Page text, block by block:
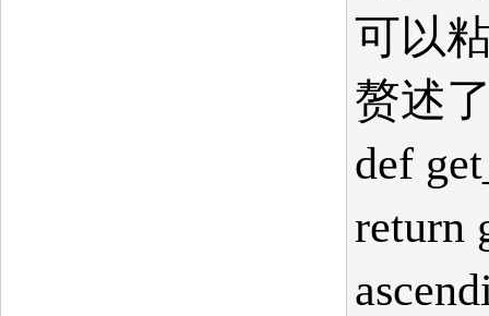
可以
赘述
def
return